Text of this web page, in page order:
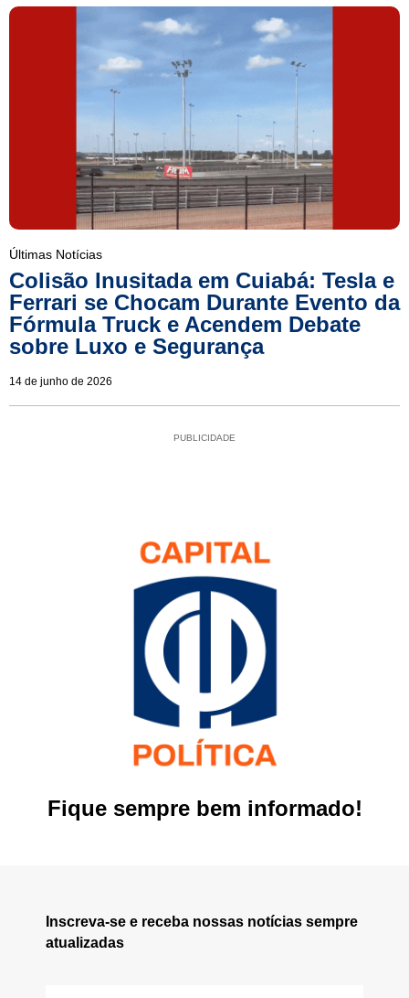
Últimas Notícias
Colisão Inusitada em Cuiabá: Tesla e
Ferrari se Chocam Durante Evento da
Fórmula Truck e Acendem Debate
sobre Luxo e Segurança
14 de junho de 2026
PUBLICIDADE
Fique sempre bem informado!
Inscreva-se e receba nossas notícias sempre
atualizadas